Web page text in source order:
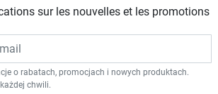
sur les nouvelles et les promotions
o rabatach, promocjach i nowych produktach.
chwili.